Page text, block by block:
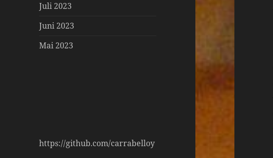
Juli 2023
Juni 2023
Mai 2023
https://github.com/carrabelloy